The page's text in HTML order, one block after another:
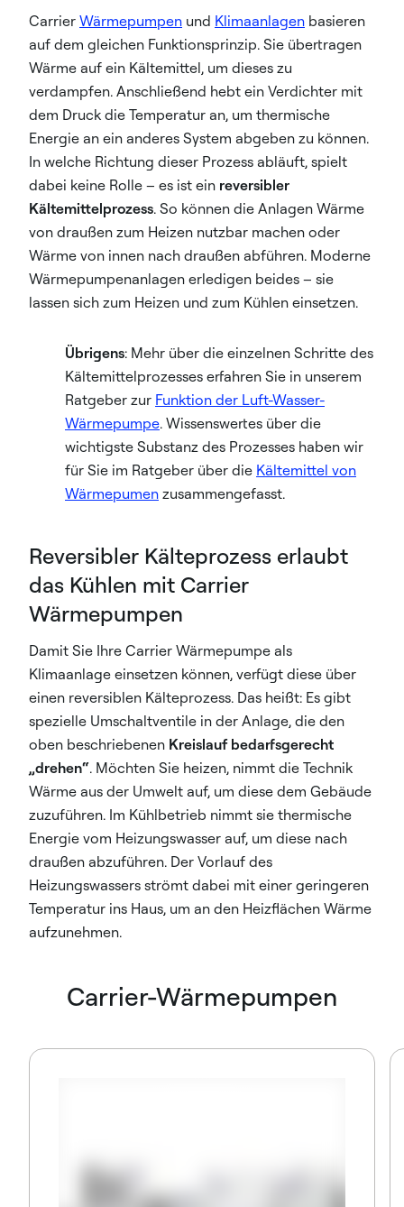
Carrier Wärmepumpen und Klimaanlagen basieren
auf dem gleichen Funktionsprinzip. Sie übertragen
Wärme auf ein Kältemittel, um dieses zu
verdampfen. Anschließend hebt ein Verdichter mit
dem Druck die Temperatur an, um thermische
Energie an ein anderes System abgeben zu können.
In welche Richtung dieser Prozess abläuft, spielt
dabei keine Rolle – es ist ein reversibler
Kältemittelprozess. So können die Anlagen Wärme
von draußen zum Heizen nutzbar machen oder
Wärme von innen nach draußen abführen. Moderne
Wärmepumpenanlagen erledigen beides – sie
lassen sich zum Heizen und zum Kühlen einsetzen.
Übrigens: Mehr über die einzelnen Schritte des
Kältemittelprozesses erfahren Sie in unserem
Ratgeber zur Funktion der Luft-Wasser-
Wärmepumpe. Wissenswertes über die
wichtigste Substanz des Prozesses haben wir
für Sie im Ratgeber über die Kältemittel von
Wärmepumen zusammengefasst.
Reversibler Kälteprozess erlaubt
das Kühlen mit Carrier
Wärmepumpen
Damit Sie Ihre Carrier Wärmepumpe als
Klimaanlage einsetzen können, verfügt diese über
einen reversiblen Kälteprozess. Das heißt: Es gibt
spezielle Umschaltventile in der Anlage, die den
oben beschriebenen Kreislauf bedarfsgerecht
„drehen“. Möchten Sie heizen, nimmt die Technik
Wärme aus der Umwelt auf, um diese dem Gebäude
zuzuführen. Im Kühlbetrieb nimmt sie thermische
Energie vom Heizungswasser auf, um diese nach
draußen abzuführen. Der Vorlauf des
Heizungswassers strömt dabei mit einer geringeren
Temperatur ins Haus, um an den Heizflächen Wärme
aufzunehmen.
Carrier-Wärmepumpen